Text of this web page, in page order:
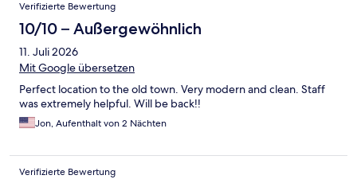
Verifizierte Bewertung
10/10 – Außergewöhnlich
11. Juli 2026
Mit Google übersetzen
Perfect location to the old town. Very modern and clean. Staff
was extremely helpful. Will be back!!
Jon, Aufenthalt von 2 Nächten
Verifizierte Bewertung